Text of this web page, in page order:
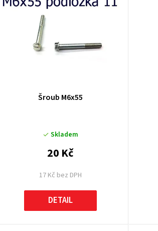
Šroub M6x55
Skladem
17 Kč bez DPH
20 Kč
DETAIL